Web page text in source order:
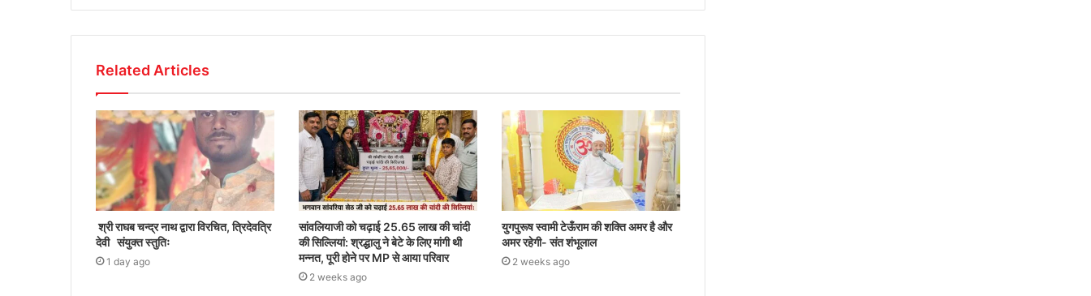
Related Articles
श्री राघब चन्द्र नाथ द्वारा विरचित, त्रिदेवत्रि
देवी संयुक्त स्तुतिः
1 day ago
सांवलियाजी को चढ़ाई 25.65 लाख की चांदी
की सिल्लियां: श्रद्धालु ने बेटे के लिए मांगी थी
मन्नत, पूरी होने पर MP से आया परिवार
2 weeks ago
युगपुरूष स्वामी टेऊँराम की शक्ति अमर है और
अमर रहेगी- संत शंभूलाल
2 weeks ago